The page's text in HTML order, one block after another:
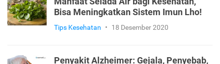
Bisa Meningkatkan Sistem Imun Lho!
Tips Kesehatan • 18 Desember 2020
Penyakit Alzheimer: Gejala, Penyebab,